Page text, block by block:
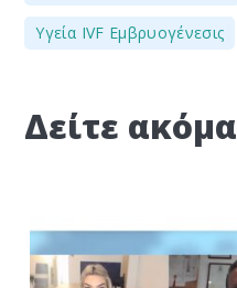
Υγεία IVF Εμβρυογένεσις
Δείτε ακόμα